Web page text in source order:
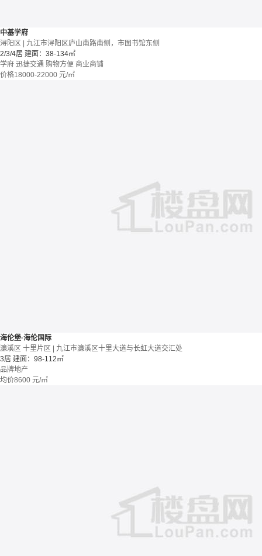
中基学府
浔阳区 | 九江市浔阳区庐山南路南侧，市图书馆东侧
2/3/4居 建面：38-134㎡
学府 迅捷交通 购物方便 商业商铺
价格18000-22000 元/㎡
海伦堡·海伦国际
濂溪区 十里片区 | 九江市濂溪区十里大道与长虹大道交汇处
3居 建面：98-112㎡
品牌地产
均价8600 元/㎡